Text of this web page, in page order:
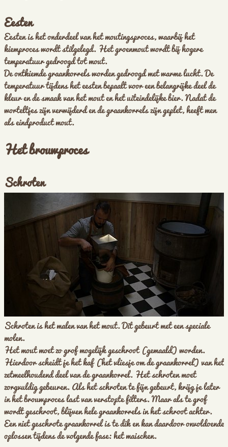
Eesten
Eesten is het onderdeel van het moutingsproces, waarbij het
kiemproces wordt stilgelegd. Het groenmout wordt bij hogere
temperatuur gedroogd tot mout.
De ontkiemde graankorrels worden gedroogd met warme lucht. De
temperatuur tijdens het eesten bepaalt voor een belangrijke deel de
kleur en de smaak van het mout en het uiteindelijke bier. Nadat de
worteltjes zijn verwijderd en de graankorrels zijn geplet, heeft men
als eindproduct mout.
Het brouwproces
Schroten
Schroten is het malen van het mout. Dit gebeurt met een speciale
molen.
Het mout moet zo grof mogelijk geschroot (gemaald) worden.
Hierdoor scheidt je het kaf (het vliesje om de graankorrel) van het
zetmeelhoudend deel van de graankorrel. Het schroten moet
zorgvuldig gebeuren. Als het schroten te fijn gebeurt, krijg je later
in het brouwproces last van verstopte filters. Maar als te grof
wordt geschroot, blijven hele graankorrels in het schroot achter.
Een niet geschrote graankorrel is te dik en kan daardoor onvoldoende
oplossen tijdens de volgende fase: het maischen.